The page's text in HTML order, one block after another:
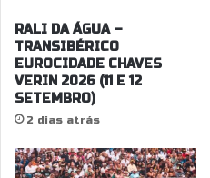
RALI DA ÁGUA –
TRANSIBÉRICO
EUROCIDADE CHAVES
VERIN 2026 (11 E 12
SETEMBRO)
2 dias atrás